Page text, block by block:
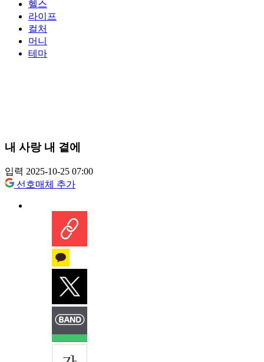
헬스
라이프
컬처
머니
테마
내 사랑 내 곁에
입력 2025-10-25 07:00
선호매체 추가